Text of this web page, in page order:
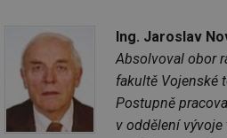
Ing. Jaroslav
Absolvoval obor
fakultě Vojenské
Postupně
v oddělení